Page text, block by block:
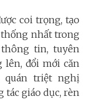
coi trọng, tạo
thống nhất trong
tin, tuyên
lên, đổi mới căn
quán triệt nghị
tác giáo dục, rèn